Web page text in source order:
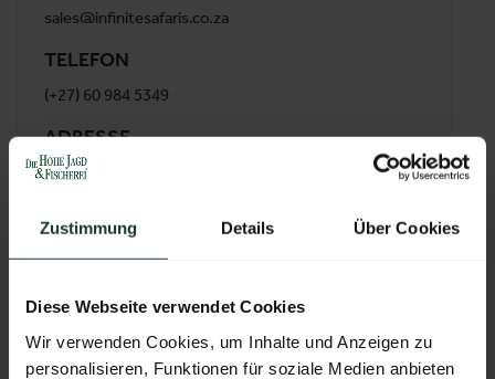
Zustimmung Details Über Cookies
Diese Webseite verwendet Cookies
Wir verwenden Cookies, um Inhalte und Anzeigen zu
personalisieren, Funktionen für soziale Medien anbieten
sales@infinitesafaris.co.za
TELEFON
(+27) 60 984 5349
ADRESSE
Infinite Safaris Africa
1947 Naledi
ZUR ÜBERSICHT